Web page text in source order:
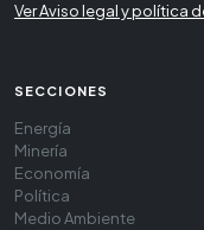
Ver Aviso legal y política
SECCIONES
Energía
Minería
Economía
Política
Medio Ambiente